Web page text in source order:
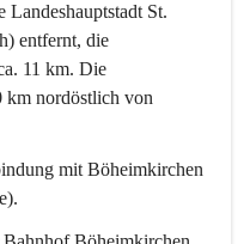
Landeshauptstadt St.
entfernt, die
11 km. Die
km nordöstlich von
mit Böheimkirchen